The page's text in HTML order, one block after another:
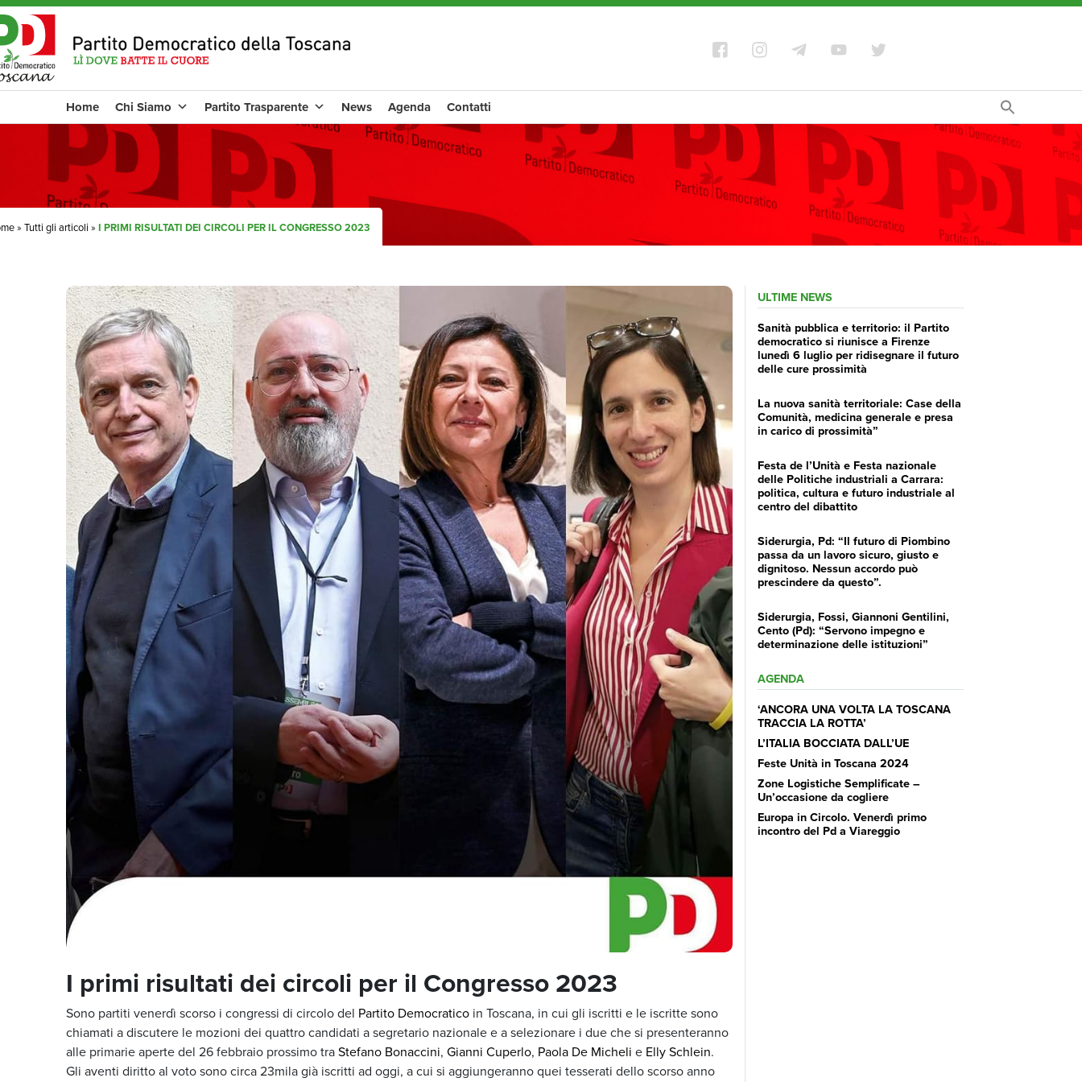
Home Chi Siamo Partito Trasparente News Agenda Contatti
» Tutti gli articoli » I PRIMI RISULTATI DEI CIRCOLI PER IL CONGRESSO 2023
I primi risultati dei circoli per il Congresso 2023
Sono partiti venerdì scorso i congressi di circolo del Partito Democratico in Toscana, in cui gli iscritti e le iscritte sono
chiamati a discutere le mozioni dei quattro candidati a segretario nazionale e a selezionare i due che si presenteranno
alle primarie aperte del 26 febbraio prossimo traStefano Bonaccini, Gianni Cuperlo, Paola De Micheli e Elly Schlein.
Gli aventi diritto al voto sono circa 23mila già iscritti ad oggi, a cui si aggiungeranno quei tesserati dello scorso anno
ULTIME NEWS
Sanità pubblica e territorio: il Partito
democratico si riunisce a Firenze
lunedì 6 luglio per ridisegnare il futuro
delle cure prossimità
La nuova sanità territoriale: Case della
Comunità, medicina generale e presa
in carico di prossimità”
Festa de l’Unità e Festa nazionale
delle Politiche industriali a Carrara:
politica, cultura e futuro industriale al
centro del dibattito
Siderurgia, Pd: “Il futuro di Piombino
passa da un lavoro sicuro, giusto e
dignitoso. Nessun accordo può
prescindere da questo”.
Siderurgia, Fossi, Giannoni Gentilini,
Cento (Pd): “Servono impegno e
determinazione delle istituzioni”
AGENDA
‘ANCORA UNA VOLTA LA TOSCANA
TRACCIA LA ROTTA’
L’ITALIA BOCCIATA DALL’UE
Feste Unità in Toscana 2024
Zone Logistiche Semplificate –
Un’occasione da cogliere
Europa in Circolo. Venerdì primo
incontro del Pd a Viareggio